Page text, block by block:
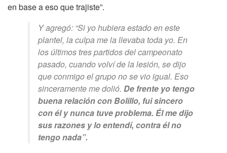
en base a eso que trajiste”.
Y agregó: “Si yo hubiera estado en este
plantel, la culpa me la llevaba toda yo. En
los últimos tres partidos del campeonato
pasado, cuando volví de la lesión, se dijo
que conmigo el grupo no se vio igual. Eso
sinceramente me dolió. De frente yo tengo
buena relación con Bolillo, fui sincero
con él y nunca tuve problema. Él me dijo
sus razones y lo entendí, contra él no
tengo nada”.